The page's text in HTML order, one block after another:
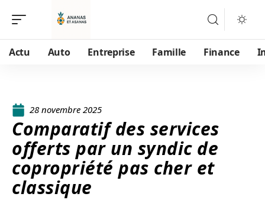
Actu Auto Entreprise Famille Finance
28 novembre 2025
Comparatif des services
offerts par un syndic de
copropriété pas cher et
classique